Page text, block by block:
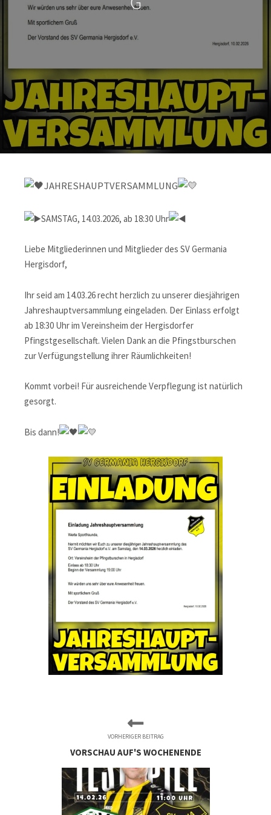
JAHRESHAUPTVERSAMMLUNG
SAMSTAG, 14.03.2026, ab 18:30 Uhr
Liebe Mitgliederinnen und Mitglieder des SV Germania
Hergisdorf,
Ihr seid am 14.03.26 recht herzlich zu unserer diesjährigen
Jahreshauptversammlung eingeladen. Der Einlass erfolgt
ab 18:30 Uhr im Vereinsheim der Hergisdorfer
Pfingstgesellschaft. Vielen Dank an die Pfingstburschen
zur Verfügungstellung ihrer Räumlichkeiten!
Kommt vorbei! Für ausreichende Verpflegung ist natürlich
gesorgt.
Bis dann!
VORHERIGER BEITRAG
VORSCHAU AUF'S WOCHENENDE